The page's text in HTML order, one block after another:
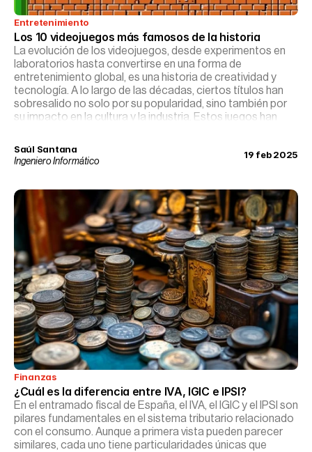
Entretenimiento
Los 10 videojuegos más famosos de la historia
La evolución de los videojuegos, desde experimentos en
laboratorios hasta convertirse en una forma de
entretenimiento global, es una historia de creatividad y
tecnología. A lo largo de las décadas, ciertos títulos han
sobresalido no solo por su popularidad, sino también por
su impacto en la cultura y la industria. Estos juegos han
convertirse en iconos culturales, influenciando a
generaciones y definiendo la evolución de los videojuegos.
Saúl Santana
Ingeniero Informático
19 feb 2025
Finanzas
¿Cuál es la diferencia entre IVA, IGIC e IPSI?
En el entramado fiscal de España, el IVA, el IGIC y el IPSI son
pilares fundamentales en el sistema tributario relacionado
con el consumo. Aunque a primera vista pueden parecer
similares, cada uno tiene particularidades únicas que